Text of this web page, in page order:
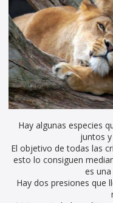
Hay algunas especies
juntos
El objetivo de todas las
esto lo consiguen
es
Hay dos presiones que